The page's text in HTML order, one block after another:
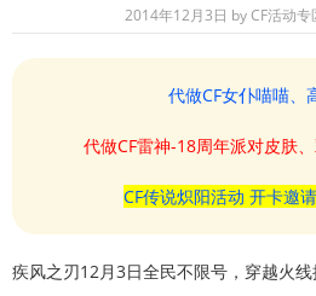
2014年12月3日 byCF活动专
代做CF女仆喵喵、
代做CF雷神-18周年派对皮肤
CF传说炽阳活动 开卡邀
疾风之刃12月3日全民不限号，穿越火线